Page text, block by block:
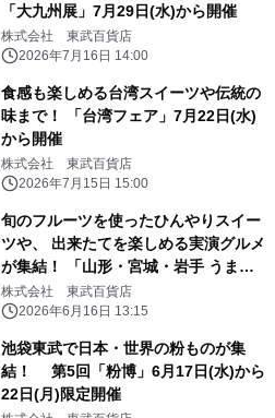
「大九州展」7月29日(水)から開催
株式会社 東武百貨店
2026年7月16日 14:00
食感も楽しめる台湾スイーツや伝統の
味まで！ 「台湾フェア」7月22日(水)
から開催
株式会社 東武百貨店
2026年7月15日 15:00
旬のフルーツを使ったひんやりスイー
ツや、 出来たてを楽しめる実演グルメ
が集結！ 「山形・宮城・岩手 うまい
ものめぐり」6月24日(水)から開催
株式会社 東武百貨店
2026年6月16日 13:15
池袋東武で日本・世界の粉ものが集
結！ 第5回「粉博」6月17日(水)から
22日(月)限定開催